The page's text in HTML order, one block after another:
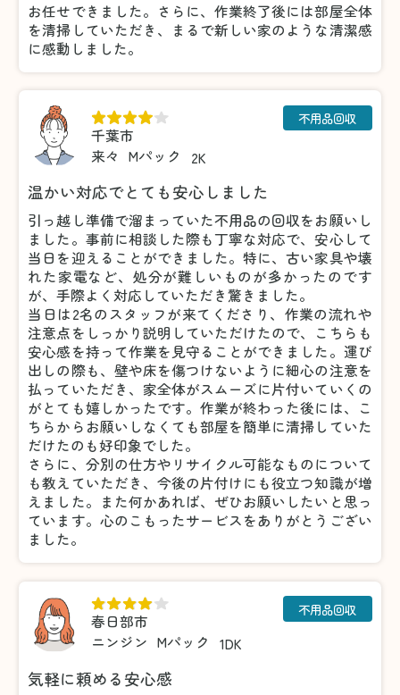
お任せできました。さらに、作業終了後には部屋全体
を清掃していただき、まるで新しい家のような清潔感
に感動しました。
千葉市
来々 Mパック 2K
不用品回収
温かい対応でとても安心しました
引っ越し準備で溜まっていた不用品の回収をお願いし
ました。事前に相談した際も丁寧な対応で、安心して
当日を迎えることができました。特に、古い家具や壊
れた家電など、処分が難しいものが多かったのです
が、手際よく対応していただき驚きました。
当日は2名のスタッフが来てくださり、作業の流れや
注意点をしっかり説明していただけたので、こちらも
安心感を持って作業を見守ることができました。運び
出しの際も、壁や床を傷つけないように細心の注意を
払っていただき、家全体がスムーズに片付いていくの
がとても嬉しかったです。作業が終わった後には、こ
ちらからお願いしなくても部屋を簡単に清掃していた
だけたのも好印象でした。
さらに、分別の仕方やリサイクル可能なものについて
も教えていただき、今後の片付けにも役立つ知識が増
えました。また何かあれば、ぜひお願いしたいと思っ
ています。心のこもったサービスをありがとうござい
ました。
春日部市
ニンジン Mパック 1DK
不用品回収
気軽に頼める安心感